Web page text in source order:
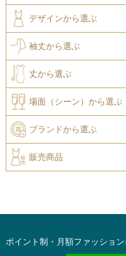
デザインから選ぶ
袖丈から選ぶ
丈から選ぶ
場面（シーン）から選ぶ
ブランドから選ぶ
販売商品
ポイント制・月額ファッショ